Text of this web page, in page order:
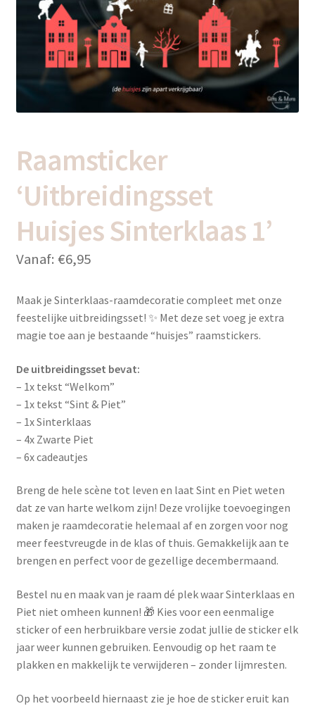
Thema’s
Raamsticker
‘Uitbreidingsset
Huisjes Sinterklaas 1’
Vanaf: €6,95
Maak je Sinterklaas-raamdecoratie compleet met onze
feestelijke uitbreidingsset! ✨ Met deze set voeg je extra
magie toe aan je bestaande “huisjes” raamstickers.
De uitbreidingsset bevat:
– 1x tekst “Welkom”
– 1x tekst “Sint & Piet”
– 1x Sinterklaas
– 4x Zwarte Piet
– 6x cadeautjes
Breng de hele scène tot leven en laat Sint en Piet weten
dat ze van harte welkom zijn! Deze vrolijke toevoegingen
maken je raamdecoratie helemaal af en zorgen voor nog
meer feestvreugde in de klas of thuis. Gemakkelijk aan te
brengen en perfect voor de gezellige decembermaand.
Bestel nu en maak van je raam dé plek waar Sinterklaas en
Piet niet omheen kunnen! 🎁 Kies voor een eenmalige
sticker of een herbruikbare versie zodat jullie de sticker elk
jaar weer kunnen gebruiken. Eenvoudig op het raam te
plakken en makkelijk te verwijderen – zonder lijmresten.
Op het voorbeeld hiernaast zie je hoe de sticker eruit kan